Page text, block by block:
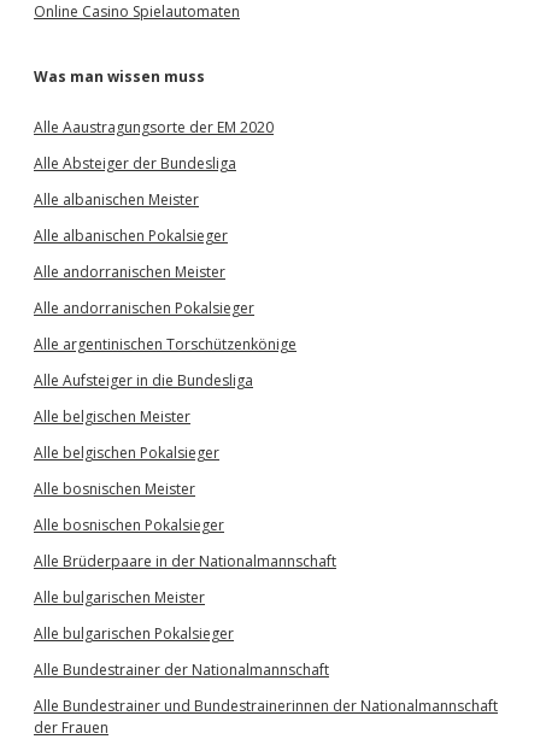
Online Casino Spielautomaten
Was man wissen muss
Alle Aaustragungsorte der EM 2020
Alle Absteiger der Bundesliga
Alle albanischen Meister
Alle albanischen Pokalsieger
Alle andorranischen Meister
Alle andorranischen Pokalsieger
Alle argentinischen Torschützenkönige
Alle Aufsteiger in die Bundesliga
Alle belgischen Meister
Alle belgischen Pokalsieger
Alle bosnischen Meister
Alle bosnischen Pokalsieger
Alle Brüderpaare in der Nationalmannschaft
Alle bulgarischen Meister
Alle bulgarischen Pokalsieger
Alle Bundestrainer der Nationalmannschaft
Alle Bundestrainer und Bundestrainerinnen der Nationalmannschaft
der Frauen